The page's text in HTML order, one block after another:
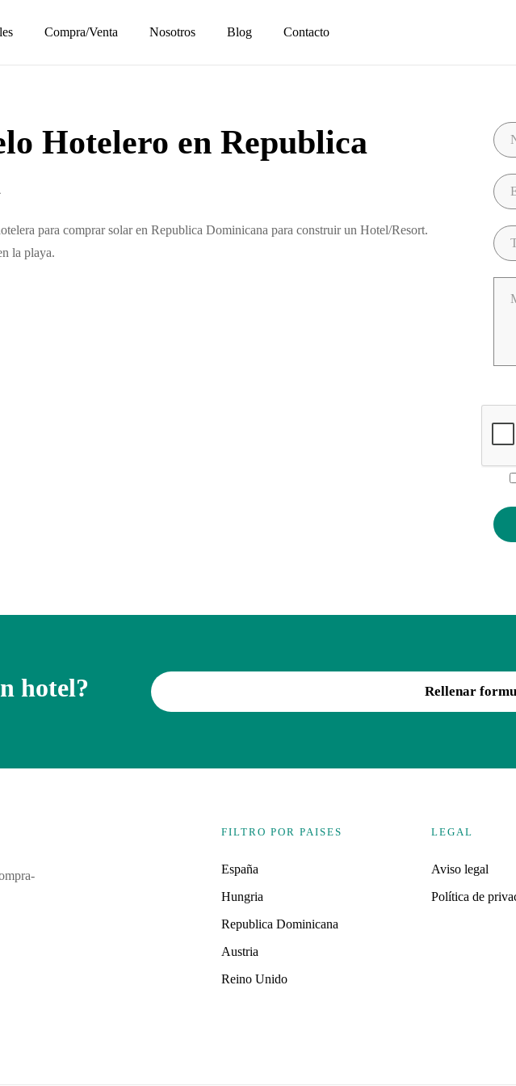
Compra/Venta Nosotros Blog Contacto
Hotelero en Republica
para comprar solar en Republica Dominicana para construir un Hotel/Resort.
la playa.
hotel? Rellenar
FILTRO POR PAISES
España
Hungria
Republica Dominicana
Austria
Reino Unido
LEGAL
Aviso legal
Política de